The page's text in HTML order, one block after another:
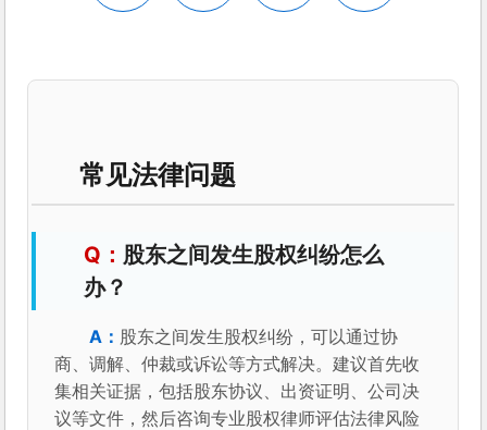
常见法律问题
股东之间发生股权纠纷怎么
办？
股东之间发生股权纠纷，可以通过协
商、调解、仲裁或诉讼等方式解决。建议首先收
集相关证据，包括股东协议、出资证明、公司决
议等文件，然后咨询专业股权律师评估法律风险